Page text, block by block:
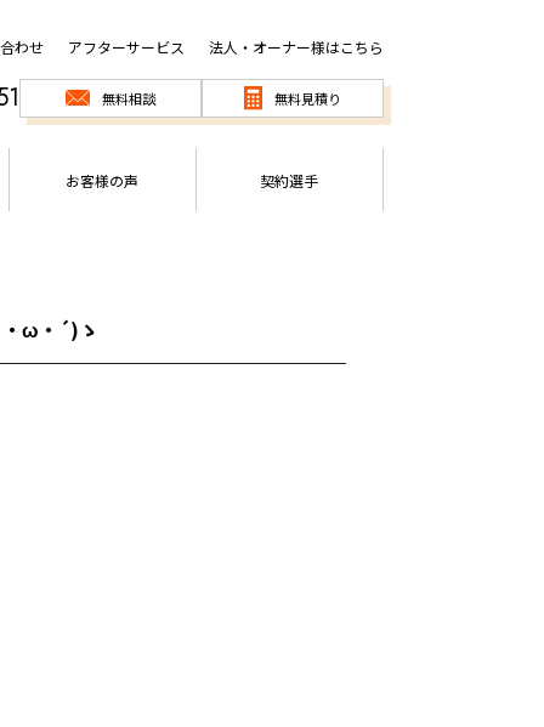
わせ アフターサービス 法人・オーナー様はこちら
無料相談 無料見積り
お客様の声 契約選手
・ω・´)ゝ